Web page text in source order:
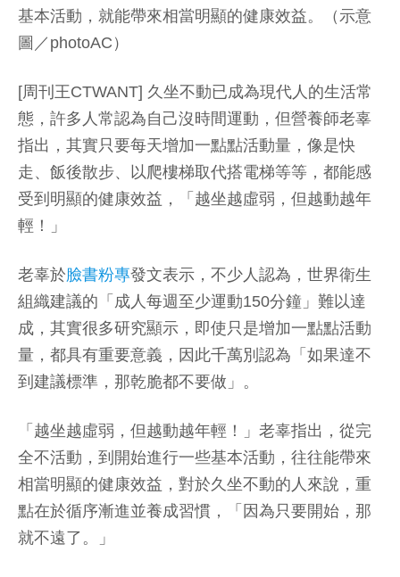
基本活動，就能帶來相當明顯的健康效益。（示意
圖／photoAC）
[周刊王CTWANT] 久坐不動已成為現代人的生活常
態，許多人常認為自己沒時間運動，但營養師老辜
指出，其實只要每天增加一點點活動量，像是快
走、飯後散步、以爬樓梯取代搭電梯等等，都能感
受到明顯的健康效益，「越坐越虛弱，但越動越年
輕！」
老辜於臉書粉專發文表示，不少人認為，世界衛生
組織建議的「成人每週至少運動150分鐘」難以達
成，其實很多研究顯示，即使只是增加一點點活動
量，都具有重要意義，因此千萬別認為「如果達不
到建議標準，那乾脆都不要做」。
「越坐越虛弱，但越動越年輕！」老辜指出，從完
全不活動，到開始進行一些基本活動，往往能帶來
相當明顯的健康效益，對於久坐不動的人來說，重
點在於循序漸進並養成習慣，「因為只要開始，那
就不遠了。」